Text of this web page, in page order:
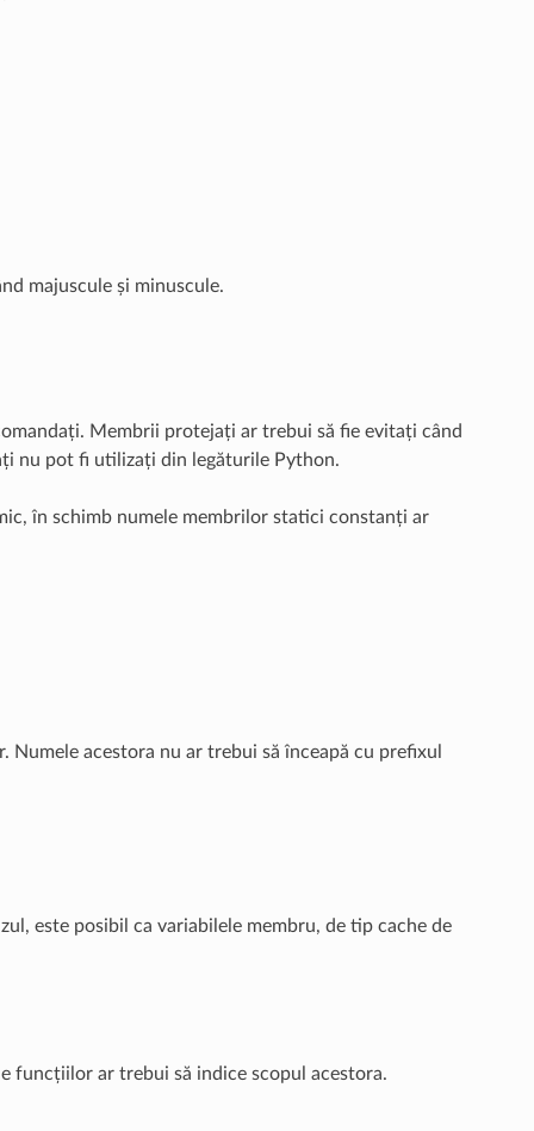
majuscule și minuscule.
Membrii protejați ar trebui să fie evitați când
nu pot fi utilizați din legăturile Python.
în schimb numele membrilor statici constanți ar
acestora nu ar trebui să înceapă cu prefixul
este posibil ca variabilele membru, de tip cache de
funcțiilor ar trebui să indice scopul acestora.